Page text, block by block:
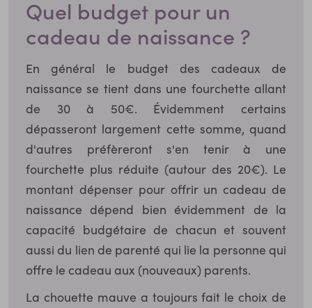
Quel budget pour un
cadeau de naissance ?
En général le budget des cadeaux de
naissance se tient dans une fourchette allant
de 30 à 50€. Évidemment certains
dépasseront largement cette somme, quand
d'autres préfèreront s'en tenir à une
fourchette plus réduite (autour des 20€). Le
montant dépenser pour offrir un cadeau de
naissance dépend bien évidemment de la
capacité budgétaire de chacun et souvent
aussi du lien de parenté qui lie la personne qui
offre le cadeau aux (nouveaux) parents.
La chouette mauve a toujours fait le choix de